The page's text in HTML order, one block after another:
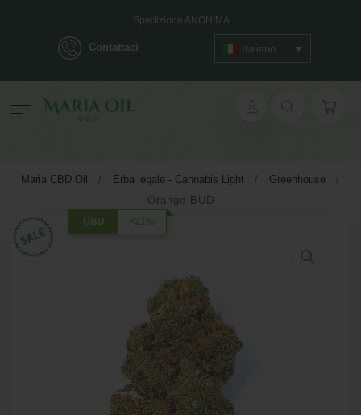
Contattaci
Spedizione ANONIMA
Italiano
Maria CBD Oil / Erba legale - Cannabis Light / Greenhouse
/
Orange BUD
CBD <21%